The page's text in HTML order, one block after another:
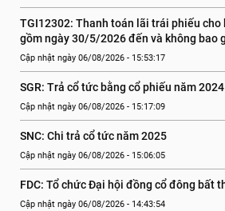
TGI12302: Thanh toán lãi trái phiếu
gồm ngày 30/5/2026 đến và không bao
Cập nhật ngày 06/08/2026 - 15:53:17
SGR: Trả cổ tức bằng cổ phiếu năm 2024
Cập nhật ngày 06/08/2026 - 15:17:09
SNC: Chi trả cổ tức năm 2025
Cập nhật ngày 06/08/2026 - 15:06:05
FDC: Tổ chức Đại hội đồng cổ đông bất
Cập nhật ngày 06/08/2026 - 14:43:54